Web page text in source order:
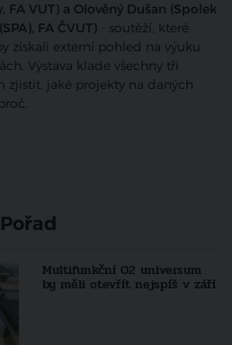
VUT) a Olověný Dušan (Spolek
FA ČVUT) - soutěží, které
získali externí pohled na výuku
Výstava klade všechny tři
zjistit, jaké projekty na daných
Pořad
Multifunkční O2 universum
by měli otevřít nejspíš v září